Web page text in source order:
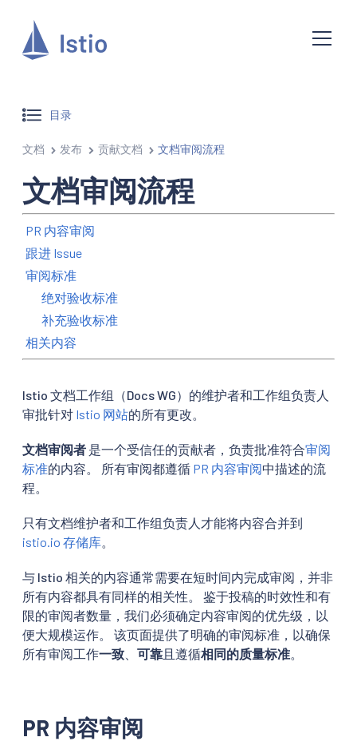
目录
文档 发布 贡献文档 文档审阅流程
文档审阅流程
PR 内容审阅
跟进 Issue
审阅标准
绝对验收标准
补充验收标准
相关内容
Istio 文档工作组（Docs WG）的维护者和工作组负责人
审批针对 Istio 网站的所有更改。
文档审阅者 是一个受信任的贡献者，负责批准符合审阅
标准的内容。 所有审阅都遵循 PR 内容审阅中描述的流
程。
只有文档维护者和工作组负责人才能将内容合并到
istio.io 存储库
与 Istio 相关的内容通常需要在短时间内完成审阅，并非
所有内容都具有同样的相关性。 鉴于投稿的时效性和有
限的审阅者数量，我们必须确定内容审阅的优先级，以
便大规模运作。 该页面提供了明确的审阅标准，以确保
所有审阅工作一致 可靠且遵循相同的质量标准
PR 内容审阅